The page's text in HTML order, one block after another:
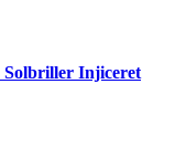
Solbriller Injiceret